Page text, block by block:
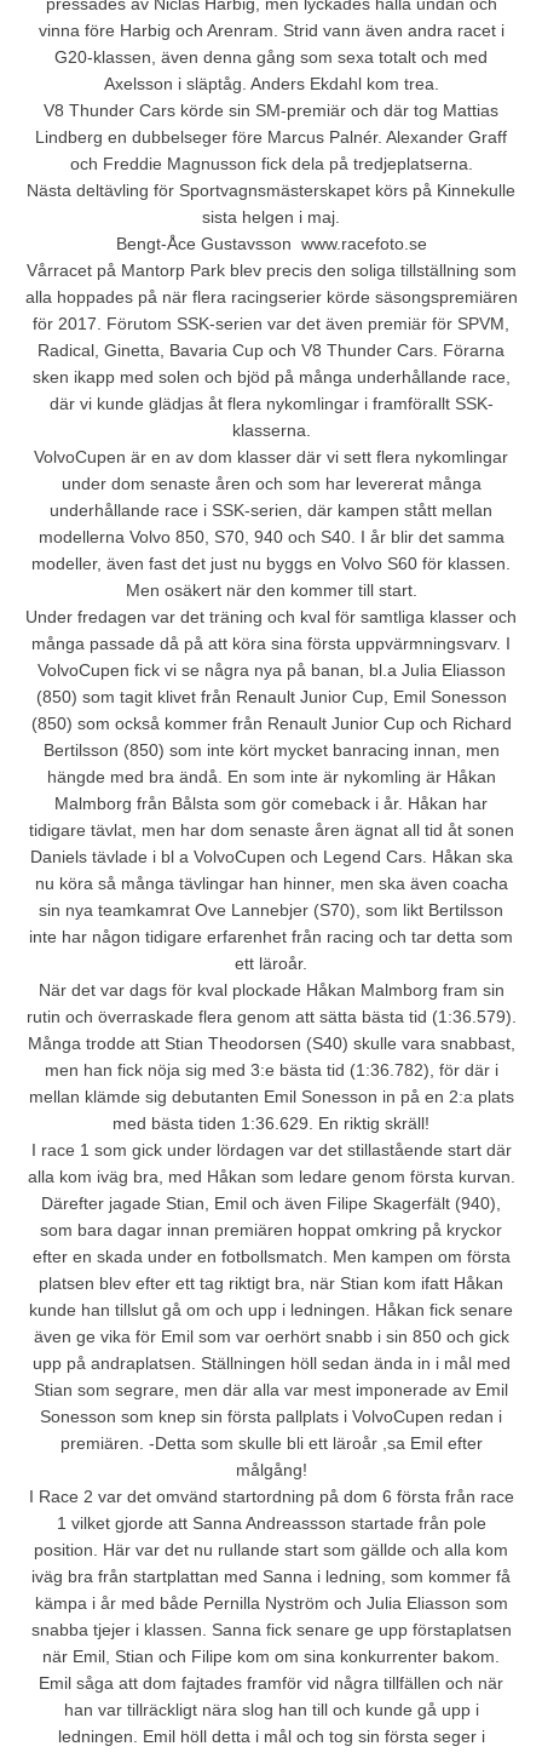
vinna före Harbig och Arenram. Strid vann även andra racet i
G20-klassen, även denna gång som sexa totalt och med
Axelsson i släptåg. Anders Ekdahl kom trea.
V8 Thunder Cars körde sin SM-premiär och där tog Mattias
Lindberg en dubbelseger före Marcus Palnér. Alexander Graff
och Freddie Magnusson fick dela på tredjeplatserna.
Nästa deltävling för Sportvagnsmästerskapet körs på Kinnekulle
sista helgen i maj.
Bengt-Åce Gustavsson  www.racefoto.se
Vårracet på Mantorp Park blev precis den soliga tillställning som
alla hoppades på när flera racingserier körde säsongspremiären
för 2017. Förutom SSK-serien var det även premiär för SPVM,
Radical, Ginetta, Bavaria Cup och V8 Thunder Cars. Förarna
sken ikapp med solen och bjöd på många underhållande race,
där vi kunde glädjas åt flera nykomlingar i framförallt SSK-
klasserna.
VolvoCupen är en av dom klasser där vi sett flera nykomlingar
under dom senaste åren och som har levererat många
underhållande race i SSK-serien, där kampen stått mellan
modellerna Volvo 850, S70, 940 och S40. I år blir det samma
modeller, även fast det just nu byggs en Volvo S60 för klassen.
Men osäkert när den kommer till start.
Under fredagen var det träning och kval för samtliga klasser och
många passade då på att köra sina första uppvärmningsvarv. I
VolvoCupen fick vi se några nya på banan, bl.a Julia Eliasson
(850) som tagit klivet från Renault Junior Cup, Emil Sonesson
(850) som också kommer från Renault Junior Cup och Richard
Bertilsson (850) som inte kört mycket banracing innan, men
hängde med bra ändå. En som inte är nykomling är Håkan
Malmborg från Bålsta som gör comeback i år. Håkan har
tidigare tävlat, men har dom senaste åren ägnat all tid åt sonen
Daniels tävlade i bl a VolvoCupen och Legend Cars. Håkan ska
nu köra så många tävlingar han hinner, men ska även coacha
sin nya teamkamrat Ove Lannebjer (S70), som likt Bertilsson
inte har någon tidigare erfarenhet från racing och tar detta som
ett läroår.
När det var dags för kval plockade Håkan Malmborg fram sin
rutin och överraskade flera genom att sätta bästa tid (1:36.579).
Många trodde att Stian Theodorsen (S40) skulle vara snabbast,
men han fick nöja sig med 3:e bästa tid (1:36.782), för där i
mellan klämde sig debutanten Emil Sonesson in på en 2:a plats
med bästa tiden 1:36.629. En riktig skräll!
I race 1 som gick under lördagen var det stillastående start där
alla kom iväg bra, med Håkan som ledare genom första kurvan.
Därefter jagade Stian, Emil och även Filipe Skagerfält (940),
som bara dagar innan premiären hoppat omkring på kryckor
efter en skada under en fotbollsmatch. Men kampen om första
platsen blev efter ett tag riktigt bra, när Stian kom ifatt Håkan
kunde han tillslut gå om och upp i ledningen. Håkan fick senare
även ge vika för Emil som var oerhört snabb i sin 850 och gick
upp på andraplatsen. Ställningen höll sedan ända in i mål med
Stian som segrare, men där alla var mest imponerade av Emil
Sonesson som knep sin första pallplats i VolvoCupen redan i
premiären. -Detta som skulle bli ett läroår ,sa Emil efter
målgång!
I Race 2 var det omvänd startordning på dom 6 första från race
1 vilket gjorde att Sanna Andreassson startade från pole
position. Här var det nu rullande start som gällde och alla kom
iväg bra från startplattan med Sanna i ledning, som kommer få
kämpa i år med både Pernilla Nyström och Julia Eliasson som
snabba tjejer i klassen. Sanna fick senare ge upp förstaplatsen
när Emil, Stian och Filipe kom om sina konkurrenter bakom.
Emil såga att dom fajtades framför vid några tillfällen och när
han var tillräckligt nära slog han till och kunde gå upp i
ledningen. Emil höll detta i mål och tog sin första seger i